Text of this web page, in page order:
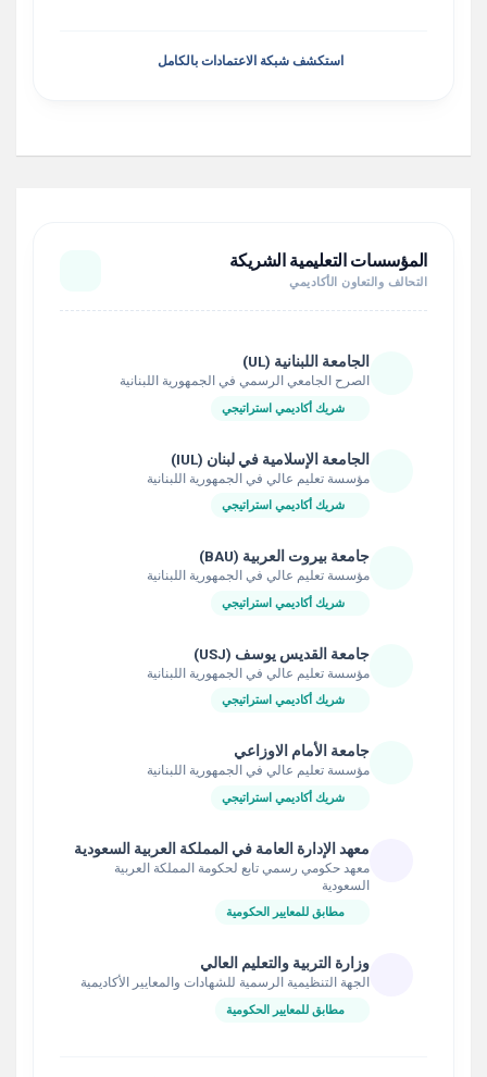
استكشف شبكة الاعتمادات بالكامل
المؤسسات التعليمية الشريكة
التحالف والتعاون الأكاديمي
الجامعة اللبنانية (UL)
الصرح الجامعي الرسمي في الجمهورية اللبنانية
شريك أكاديمي استراتيجي
الجامعة الإسلامية في لبنان (IUL)
مؤسسة تعليم عالي في الجمهورية اللبنانية
شريك أكاديمي استراتيجي
جامعة بيروت العربية (BAU)
مؤسسة تعليم عالي في الجمهورية اللبنانية
شريك أكاديمي استراتيجي
جامعة القديس يوسف (USJ)
مؤسسة تعليم عالي في الجمهورية اللبنانية
شريك أكاديمي استراتيجي
جامعة الأمام الاوزاعي
مؤسسة تعليم عالي في الجمهورية اللبنانية
شريك أكاديمي استراتيجي
معهد الإدارة العامة في المملكة العربية السعودية
معهد حكومي رسمي تابع لحكومة المملكة العربية
السعودية
مطابق للمعايير الحكومية
وزارة التربية والتعليم العالي
الجهة التنظيمية الرسمية للشهادات والمعايير الأكاديمية
مطابق للمعايير الحكومية